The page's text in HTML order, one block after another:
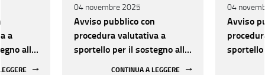
a
alle
04 novembre 2025
Avviso pubblico con
procedura valutativa a
sportello per il sostegno alle
CONTINUA A LEGGERE
04
Avviso